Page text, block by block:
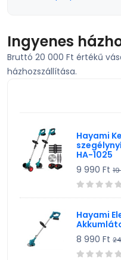
Szerszám, Barkácsolás
Telefon, Okos eszköz,
Ingyenes
Bruttó 20 000 Ft értékű
házhozszállítása.
Hayami
HA-1025
9 990 Ft
Hayami
8 990 Ft